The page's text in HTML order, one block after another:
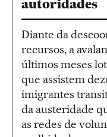
autoridades
Diante da
recursos, a
últimos meses
que assistem
imigrantes
da austeridade
as redes de